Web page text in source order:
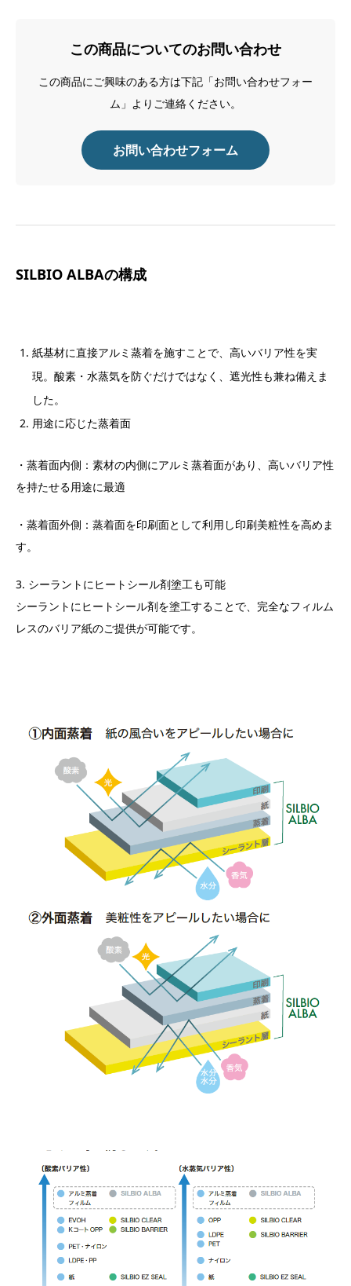
この商品についてのお問い合わせ
この商品にご興味のある方は下記「お問い合わせフォー
ム」よりご連絡ください。
お問い合わせフォーム
SILBIO ALBAの構成
紙基材に直接アルミ蒸着を施すことで、高いバリア性を実
現。酸素・水蒸気を防ぐだけではなく、遮光性も兼ね備えま
した。
用途に応じた蒸着面
・蒸着面内側：素材の内側にアルミ蒸着面があり、高いバリア性
を持たせる用途に最適
・蒸着面外側：蒸着面を印刷面として利用し印刷美粧性を高めま
す。
3. シーラントにヒートシール剤塗工も可能
シーラントにヒートシール剤を塗工することで、完全なフィルム
レスのバリア紙のご提供が可能です。